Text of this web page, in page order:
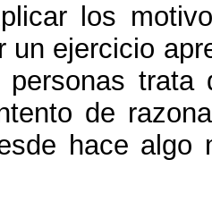
los
un ejercicio
personas trata
de
hace algo